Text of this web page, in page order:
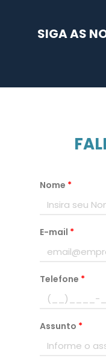
SIGA AS
Nome *
E-mail *
Telefone *
Assunto *